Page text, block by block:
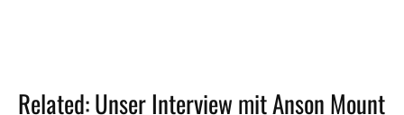
Related: Unser Interview mit Anson Mount